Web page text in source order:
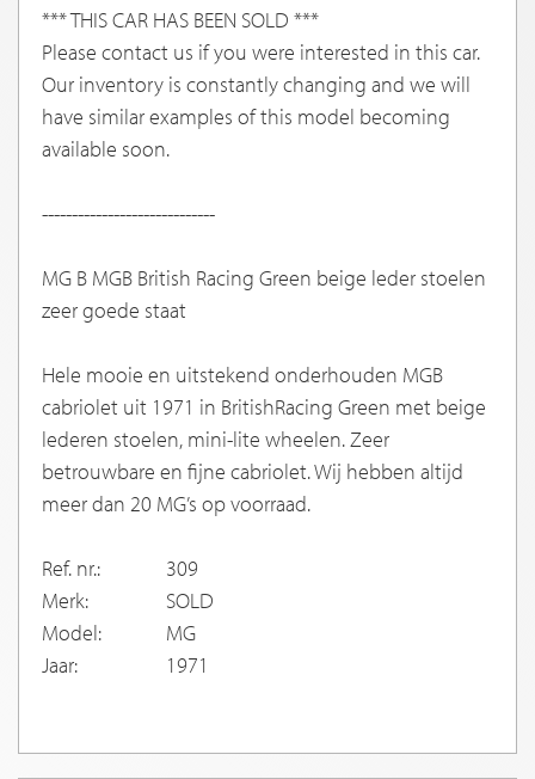
*** THIS CAR HAS BEEN SOLD ***
Please contact us if you were interested in this car.
Our inventory is constantly changing and we will
have similar examples of this model becoming
available soon.
-----------------------------
MG B MGB British Racing Green beige leder stoelen
zeer goede staat
Hele mooie en uitstekend onderhouden MGB
cabriolet uit 1971 in BritishRacing Green met beige
lederen stoelen, mini-lite wheelen. Zeer
betrouwbare en fijne cabriolet. Wij hebben altijd
meer dan 20 MG’s op voorraad.
Ref. nr.:
309
Merk:
SOLD
Model:
MG
Jaar:
1971